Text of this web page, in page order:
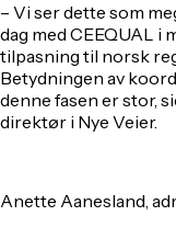
– Vi ser dette som
dag med CEEQUAL i
tilpasning til norsk
Betydningen av
denne fasen er stor,
direktør i Nye Veier.
Anette Aanesland,